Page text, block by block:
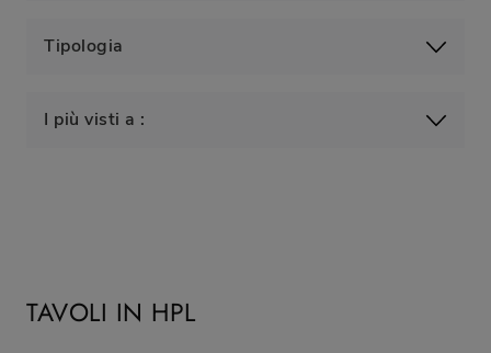
Tipologia
I più visti a :
TAVOLI IN HPL